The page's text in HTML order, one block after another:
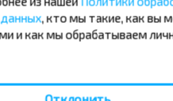
Санкт-Петербург -
, кто мы такие, как вы
и как мы обрабатываем